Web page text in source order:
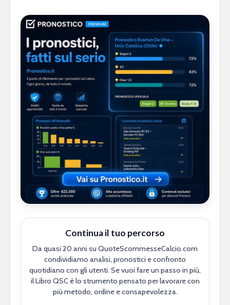
Continua il tuo percorso
Da quasi 20 anni su QuoteScommesseCalcio.com
condividiamo analisi, pronostici e confronto
quotidiano con gli utenti. Se vuoi fare un passo in più,
il Libro QSC è lo strumento pensato per lavorare con
più metodo, ordine e consapevolezza.